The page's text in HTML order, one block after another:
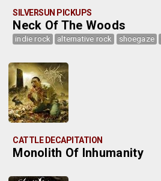
SILVERSUN PICKUPS
Neck Of The Woods
indie rock alternative rock shoegaze
CATTLE DECAPITATION
Monolith Of Inhumanity